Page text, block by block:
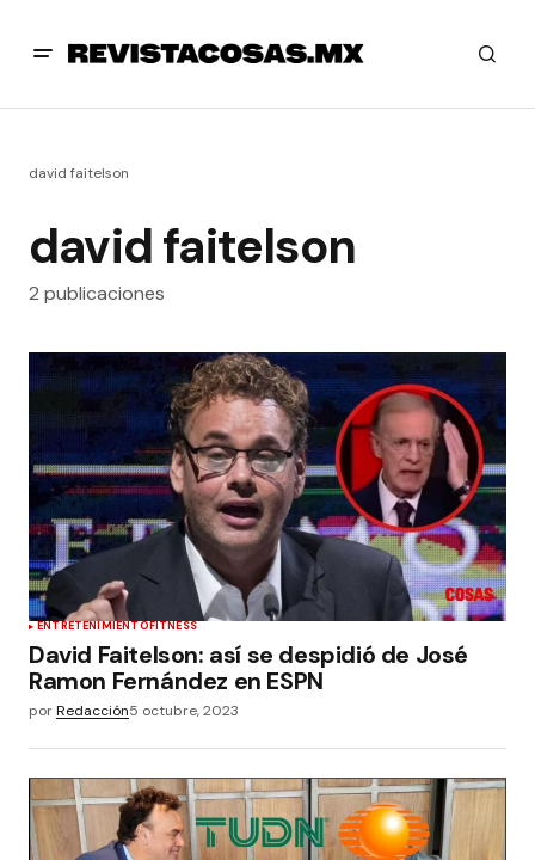
david faitelson
david faitelson
2 publicaciones
ENTRETENIMIENTOFITNESS
David Faitelson: así se despidió de José
Ramon Fernández en ESPN
porRedacción5 octubre, 2023